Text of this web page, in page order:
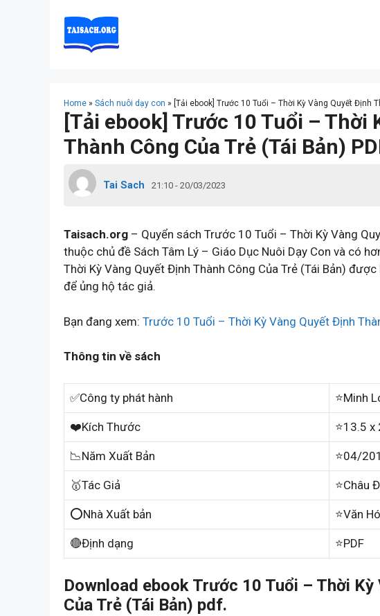
Home » Sách nuôi dạy con » [Tải ebook] Trước 10 Tuổi – Thời Kỳ Vàng Quyết Định
[Tải ebook] Trước 10 Tuổi – Thời
Thành Công Của Trẻ (Tái Bản)
Tai Sach 21:10 - 20/03/2023
Taisach.org – Quyển sách Trước 10 Tuổi – Thời Kỳ Vàng
thuộc chủ đề Sách Tâm Lý – Giáo Dục Nuôi Dạy Con và có
Thời Kỳ Vàng Quyết Định Thành Công Của Trẻ (Tái Bản)
để ủng hộ tác giả.
Bạn đang xem: Trước 10 Tuổi – Thời Kỳ Vàng Quyết Định
Thông tin về sách
✅Công ty phát hành ⭐Minh
❤️Kích Thước ⭐13.5
📉Năm Xuất Bản ⭐04/
🥇Tác Giả ⭐Châu
⭕Nhà Xuất bản ⭐Văn
🔴Định dạng ⭐PDF
Download ebook Trước 10 Tuổi – Thời Kỳ
Của Trẻ (Tái Bản) pdf.